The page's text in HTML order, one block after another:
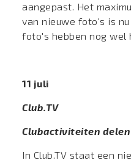
aangepast. Het
van nieuwe foto's is
foto's hebben nog wel
11 juli
Club.TV
Clubactiviteiten
In Club.TV staat een